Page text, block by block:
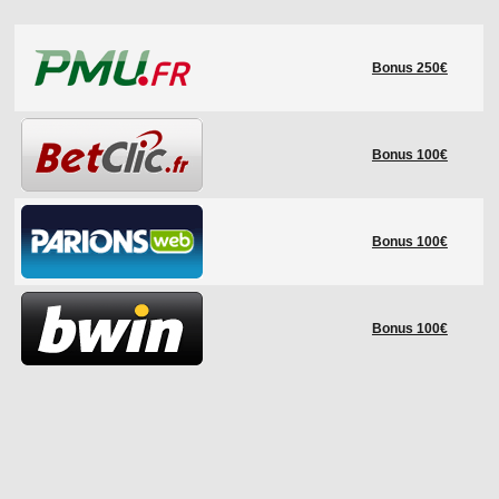
LES STADES
HISTORIQUE
COUPE DES CONFÉDÉRATIONS
Bonus 250€
Bonus 100€
Bonus 100€
Bonus 100€